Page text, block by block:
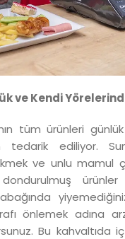
ve Kendi
tüm ürünleri
tedarik ediliyor.
ve unlu mamul
ürünler
önlemek adına
Bu kahvaltıda